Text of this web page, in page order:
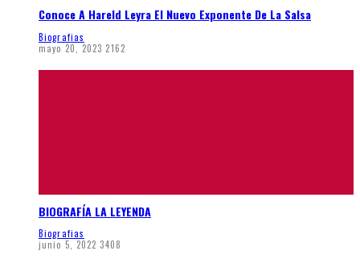
Conoce A Hareld Leyra El Nuevo Exponente De La Salsa
Biografias
mayo 20, 2023 2162
BIOGRAFÍA LA LEYENDA
Biografias
junio 5, 2022 3408